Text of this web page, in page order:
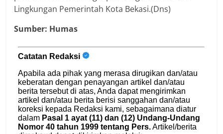
Lingkungan Pemerintah Kota Bekasi.(Dns)
Sumber: Humas